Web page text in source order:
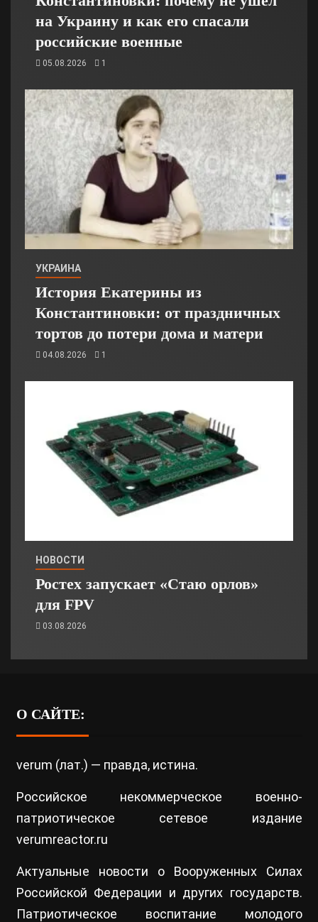
на Украину и как его спасали
российские военные
05.08.2026 1
УКРАИНА
История Екатерины из
Константиновки: от праздничных
тортов до потери дома и матери
04.08.2026 1
НОВОСТИ
Ростех запускает «Стаю орлов»
для FPV
03.08.2026
О САЙТЕ:
verum (лат.) — правда, истина.
Российское некоммерческое военно-
патриотическое сетевое издание
verumreactor.ru
Актуальные новости о Вооруженных Силах
Российской Федерации и других государств.
Патриотическое воспитание молодого